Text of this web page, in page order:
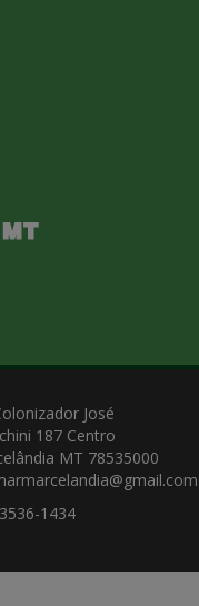
José
187 Centro
MT 78535000
1434